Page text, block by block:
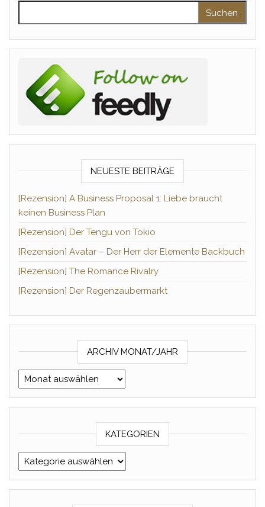
NEUESTE BEITRÄGE
[Rezension] A Business Proposal 1: Liebe braucht
keinen Business Plan
[Rezension] Der Tengu von Tokio
[Rezension] Avatar – Der Herr der Elemente Backbuch
[Rezension] The Romance Rivalry
[Rezension] Der Regenzaubermarkt
ARCHIV MONAT/JAHR
Archiv Monat/Jahr
KATEGORIEN
Kategorien